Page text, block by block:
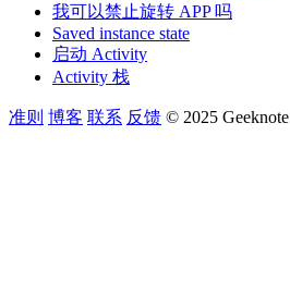
我可以禁止旋转 APP 吗
Saved instance state
启动 Activity
Activity 栈
准则 博客 联系 反馈 © 2025 Geeknote